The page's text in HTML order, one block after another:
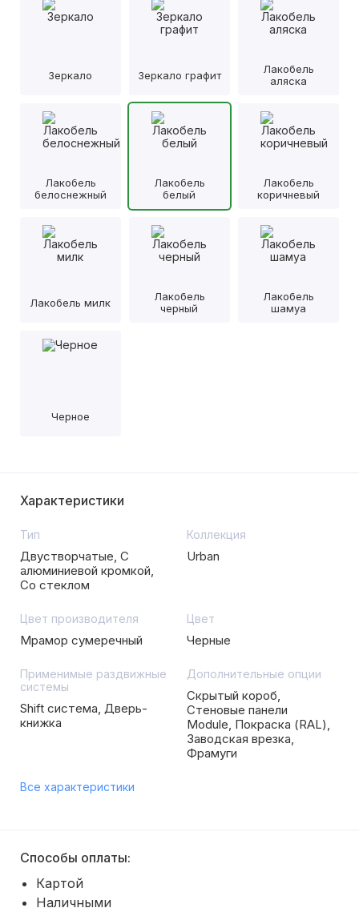
Зеркало Зеркало графит
Лакобель
аляска
Лакобель
белоснежный
Лакобель
белый
Лакобель
коричневый
Лакобель милк
Лакобель
черный
Лакобель
шамуа
Черное
Характеристики
Тип
Двустворчатые, С
алюминиевой кромкой,
Со стеклом
Коллекция
Urban
Цвет производителя
Мрамор сумеречный
Цвет
Черные
Применимые раздвижные
системы
Shift система, Дверь-
книжка
Дополнительные опции
Скрытый короб,
Стеновые панели
Module, Покраска (RAL),
Заводская врезка,
Фрамуги
Все характеристики
Способы оплаты:
Картой
Наличными